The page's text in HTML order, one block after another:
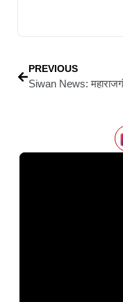
PREVIOUS